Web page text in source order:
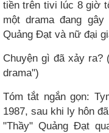
tiền trên tivi lúc 8 giờ
một drama đang
Quảng Đạt và nữ đại
Chuyện gì đã xảy ra?
drama")
Tóm tắt ngắn gọn:
1987, sau khi ly hôn
"Thầy" Quảng Đạt